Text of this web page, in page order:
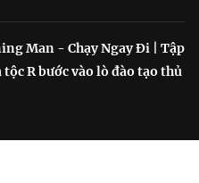
Man - Chạy Ngay Đi | Tập
tộc R bước vào lò đào tạo thủ